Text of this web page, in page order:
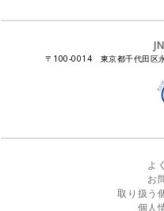
11月ネイル月間
ネイルサロン向けセミナー
瞬間接着剤の使用について
EUにおけるTPO成分を含む化粧
景品表示法に基づく措置命令に
教材・書籍・刊行物
〒100-0014 東京都千代田区
よ
お
取り扱う
個人